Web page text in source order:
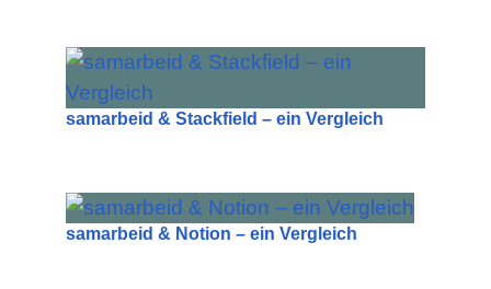
samarbeid & Stackfield – ein Vergleich
samarbeid & Notion – ein Vergleich